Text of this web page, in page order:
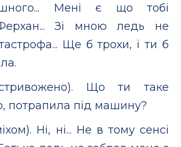
Мені є що тобі
Ферхан... Зі мною ледь не
Ще б трохи, і ти б
Що ти таке
потрапила під машину?
Ні, ні... Не в тому сенсі